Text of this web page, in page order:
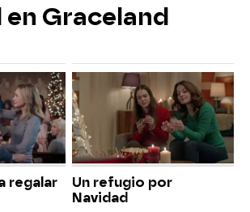
en Graceland
regalar
Un refugio por
Navidad